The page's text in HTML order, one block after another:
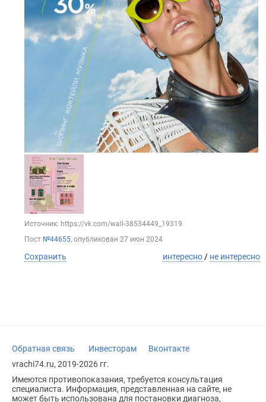
Источник: https://vk.com/wall-38534449_19319
Пост №44655, опубликован 27 июн 2024
Сохранить интересно / не интересно
Обратная связь Инвесторам
Вконтакте
vrachi74.ru, 2019-2026 гг.
Имеются противопоказания, требуется консультация
специалиста. Информация, представленная на сайте, не
может быть использована для постановки диагноза,